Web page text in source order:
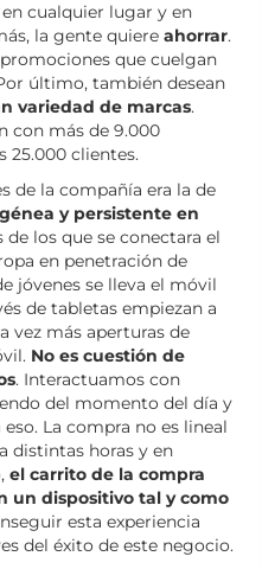
cualquier lugar y en
la gente quiere ahorrar.
que cuelgan
último, también desean
variedad de marcas.
con más de 9.000
25.000 clientes.
de la compañía era la de
y persistente en
de los que se conectara el
en penetración de
jóvenes se lleva el móvil
de tabletas empiezan a
vez más aperturas de
No es cuestión de
. Interactuamos con
del momento del día y
La compra no es lineal
distintas horas y en
el carrito de la compra
un dispositivo tal y como
esta experiencia
del éxito de este negocio.